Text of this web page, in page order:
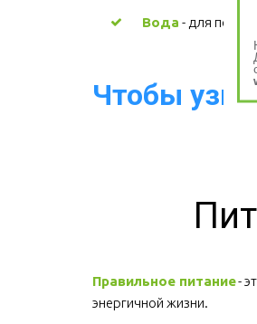
Вода - для
Чтобы
Правильное питание -
энергичной жизни.